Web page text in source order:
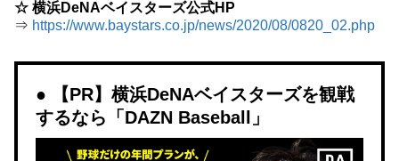
☆ 横浜DeNAベイスターズ公式HP
⇒ https://www.baystars.co.jp/news/2020/08/0820_02.php
【PR】横浜DeNAベイスターズを観戦
するなら「DAZN Baseball」